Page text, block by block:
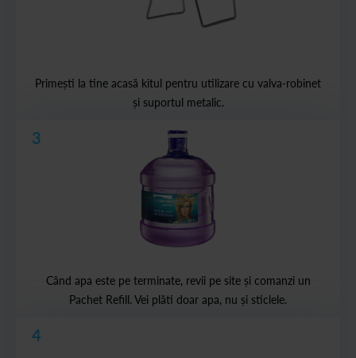
Primești la tine acasă kitul pentru utilizare cu valva-robinet
și suportul metalic.
3
Când apa este pe terminate, revii pe site și comanzi un
Pachet Refill. Vei plăti doar apa, nu și sticlele.
4